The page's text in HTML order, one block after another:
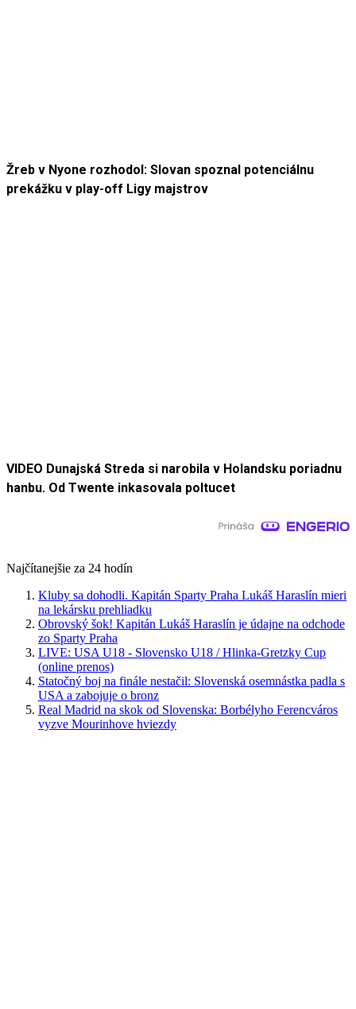
Žreb v Nyone rozhodol: Slovan spoznal potenciálnu
prekážku v play-off Ligy majstrov
VIDEO Dunajská Streda si narobila v Holandsku poriadnu
hanbu. Od Twente inkasovala poltucet
Najčítanejšie za 24 hodín
Kluby sa dohodli. Kapitán Sparty Praha Lukáš Haraslín mieri
na lekársku prehliadku
Obrovský šok! Kapitán Lukáš Haraslín je údajne na odchode
zo Sparty Praha
LIVE: USA U18 - Slovensko U18 / Hlinka-Gretzky Cup
(online prenos)
Statočný boj na finále nestačil: Slovenská osemnástka padla s
USA a zabojuje o bronz
Real Madrid na skok od Slovenska: Borbélyho Ferencváros
vyzve Mourinhove hviezdy